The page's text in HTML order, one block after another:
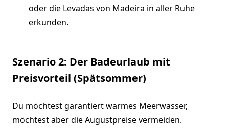
oder die Levadas von Madeira in aller Ruhe
erkunden.
Szenario 2: Der Badeurlaub mit
Preisvorteil (Spätsommer)
Du möchtest garantiert warmes Meerwasser,
möchtest aber die Augustpreise vermeiden.